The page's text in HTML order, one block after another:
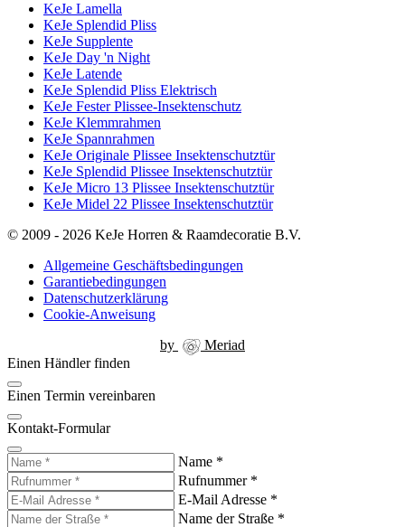
KeJe Lamella
KeJe Splendid Pliss
KeJe Supplente
KeJe Day 'n Night
KeJe Latende
KeJe Splendid Pliss Elektrisch
KeJe Fester Plissee-Insektenschutz
KeJe Klemmrahmen
KeJe Spannrahmen
KeJe Originale Plissee Insektenschutztür
KeJe Splendid Plissee Insektenschutztür
KeJe Micro 13 Plissee Insektenschutztür
KeJe Midel 22 Plissee Insektenschutztür
© 2009 - 2026 KeJe Horren & Raamdecoratie B.V.
Allgemeine Geschäftsbedingungen
Garantiebedingungen
Datenschutzerklärung
Cookie-Anweisung
by
Meriad
Einen Händler finden
Einen Termin vereinbaren
Kontakt-Formular
Name *
Rufnummer *
E-Mail Adresse *
Name der Straße *